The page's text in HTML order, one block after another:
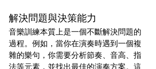
解決問題與決策能力
音樂訓練本質上是一個不斷解決問題的
過程。例如，當你在演奏時遇到一個複
雜的樂句，你需要分析節奏、音高、指
法等元素，並找出最佳的演奏方案。這